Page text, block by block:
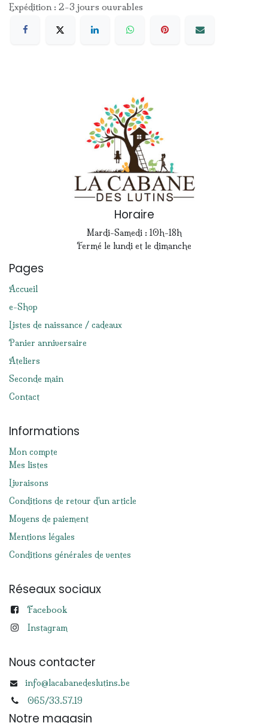
Expédition : 2-3 jours ouvrables
Horaire
Mardi-Samedi : 10h-18h
Fermé le lundi et le dimanche
Pages
Accueil
e-Shop
Listes de naissance / cadeaux
Panier anniversaire
Ateliers
Seconde main
Contact
Informations
Mon compte
Mes listes
Livraisons
Conditions de retour d'un article
Moyens de paiement
Mentions légales
Conditions générales de ventes
Réseaux sociaux
Facebook
Instagram
Nous contacter
info@lacabanedeslutins.be
065/33.57.19
Notre magasin